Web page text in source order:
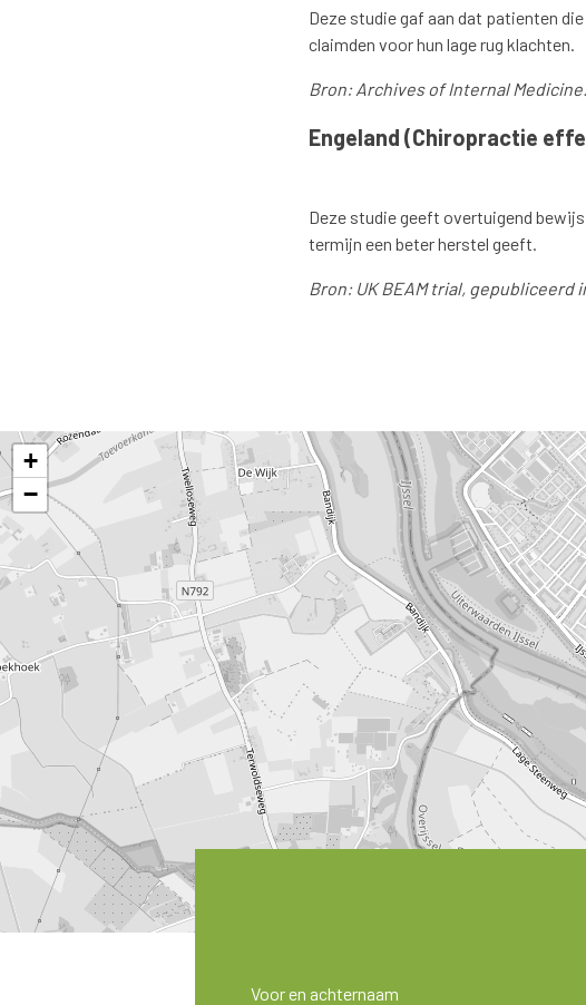
Deze studie gaf aan dat patienten
claimden voor hun lage rug klachten.
Bron: Archives of Internal
Engeland (Chiropractie
Deze studie geeft overtuigend
termijn een beter herstel geeft.
Bron: UK BEAM trial, gepubliceerd
+
−